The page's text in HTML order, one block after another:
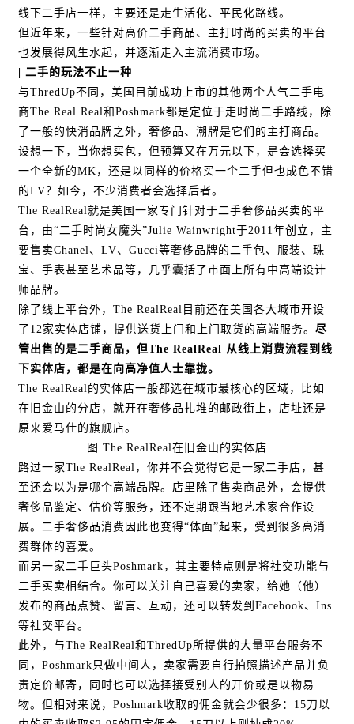
线下二手店一样，主要还是走生活化、平民化路线。
但近年来，一些针对高价二手商品、主打时尚的买卖的平台
也发展得风生水起，并逐渐走入主流消费市场。
| 二手的玩法不止一种
与ThredUp不同，美国目前成功上市的其他两个人气二手电
商The Real Real和Poshmark都是定位于走时尚二手路线，除
了一般的快消品牌之外，奢侈品、潮牌是它们的主打商品。
设想一下，当你想买包，但预算又在万元以下，是会选择买
一个全新的MK，还是以同样的价格买一个二手但也成色不错
的LV？如今，不少消费者会选择后者。
The RealReal就是美国一家专门针对于二手奢侈品买卖的平
台，由“二手时尚女魔头”Julie Wainwright于2011年创立，主
要售卖Chanel、LV、Gucci等奢侈品牌的二手包、服装、珠
宝、手表甚至艺术品等，几乎囊括了市面上所有中高端设计
师品牌。
除了线上平台外，The RealReal目前还在美国各大城市开设
了12家实体店铺，提供送货上门和上门取货的高端服务。尽
管出售的是二手商品，但The RealReal 从线上消费流程到线
下实体店，都是在向高净值人士靠拢。
The RealReal的实体店一般都选在城市最核心的区域，比如
在旧金山的分店，就开在奢侈品扎堆的邮政街上，店址还是
原来爱马仕的旗舰店。
图 The RealReal在旧金山的实体店
路过一家The RealReal，你并不会觉得它是一家二手店，甚
至还会以为是哪个高端品牌。店里除了售卖商品外，会提供
奢侈品鉴定、估价等服务，还不定期跟当地艺术家合作设
展。二手奢侈品消费因此也变得“体面”起来，受到很多高消
费群体的喜爱。
而另一家二手巨头Poshmark，其主要特点则是将社交功能与
二手买卖相结合。你可以关注自己喜爱的卖家，给她（他）
发布的商品点赞、留言、互动，还可以转发到Facebook、Ins
等社交平台。
此外，与The RealReal和ThredUp所提供的大量平台服务不
同，Poshmark只做中间人，卖家需要自行拍照描述产品并负
责定价邮寄，同时也可以选择接受别人的开价或是以物易
物。但相对来说，Poshmark收取的佣金就会少很多：15刀以